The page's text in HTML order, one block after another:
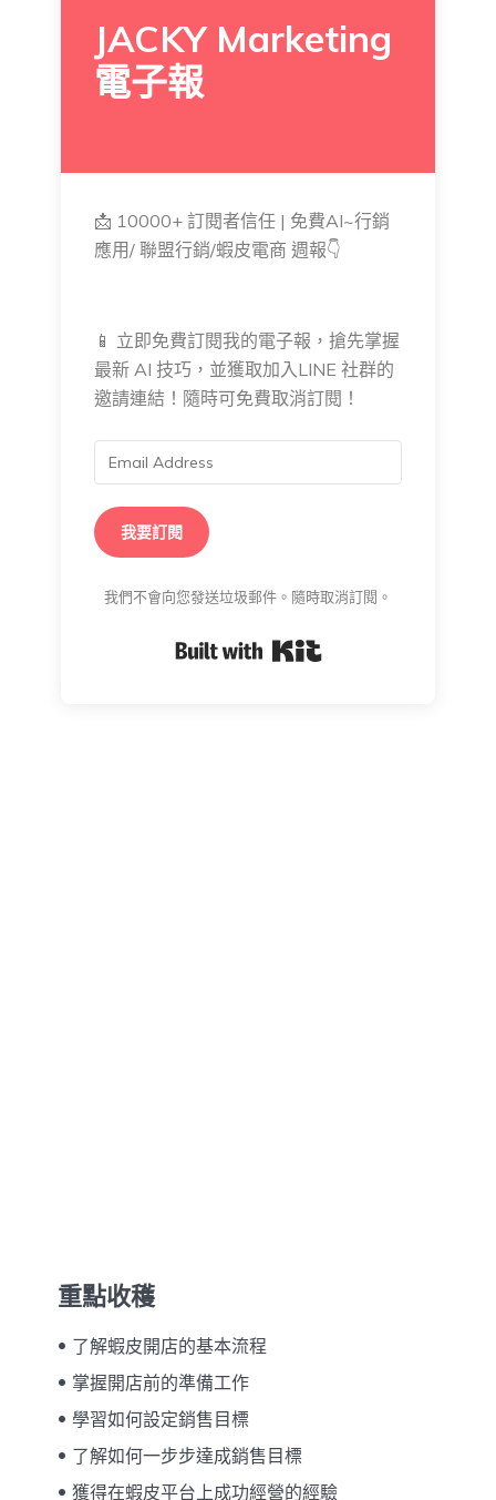
JACKY Marketing
電子報
📩 10000+ 訂閱者信任 | 免費AI~行銷
應用/ 聯盟行銷/蝦皮電商 週報👇
📱 立即免費訂閱我的電子報，搶先掌握
最新 AI 技巧，並獲取加入LINE 社群的
邀請連結！隨時可免費取消訂閱！
我要訂閱
我們不會向您發送垃圾郵件。隨時取消訂閱。
重點收穫
了解蝦皮開店的基本流程
掌握開店前的準備工作
學習如何設定銷售目標
了解如何一步步達成銷售目標
獲得在蝦皮平台上成功經營的經驗